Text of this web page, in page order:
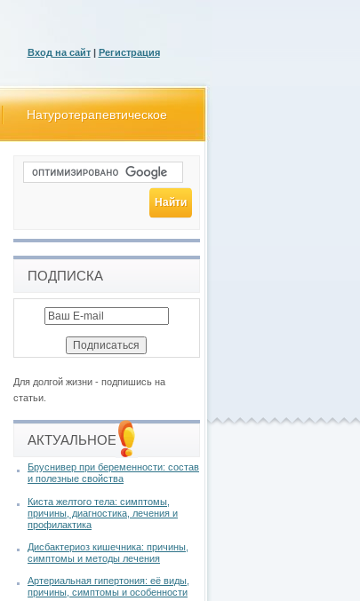
Вход на сайт | Регистрация
Натуротерапевтическое
ПОДПИСКА
Для долгой жизни - подпишись на
статьи.
АКТУАЛЬНОЕ
Бруснивер при беременности: состав
и полезные свойства
Киста желтого тела: симптомы,
причины, диагностика, лечения и
профилактика
Дисбактериоз кишечника: причины,
симптомы и методы лечения
Артериальная гипертония: её виды,
причины, симптомы и особенности